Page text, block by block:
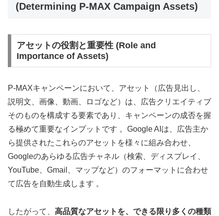
(Determining P-MAX Campaign Assets)
アセットの役割と重要性 (Role and
Importance of Assets)
P-MAXキャンペーンにおいて、アセット（広告見出し、
説明文、画像、動画、ロゴなど）は、広告クリエイティブ
そのものを構成する要素であり、キャンペーンの成否を握
る極めて重要なインプットです 。Google AIは、広告主か
ら提供されたこれらのアセットを様々に組み合わせ、
Googleのあらゆる広告チャネル（検索、ディスプレイ、
YouTube、Gmail、マップなど）のフォーマットに合わせ
て広告を自動生成します 。
したがって、 高品質なアセットを、できる限り多くの種類